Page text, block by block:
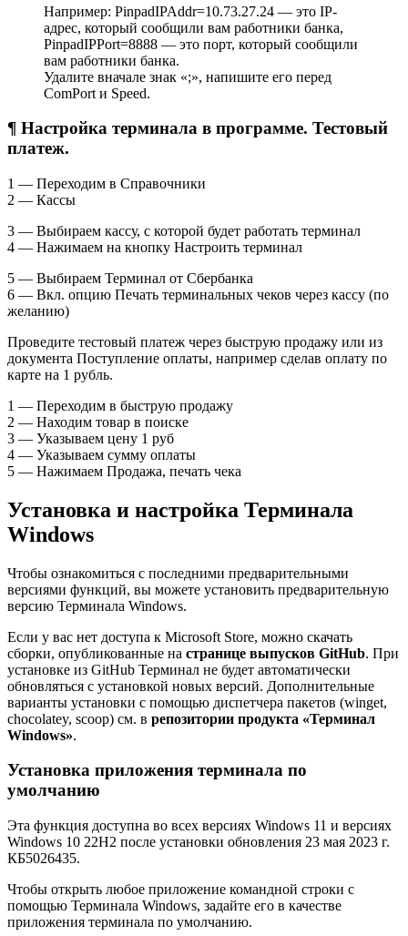
Например: PinpadIPAddr=10.73.27.24 — это IP-
адрес, который сообщили вам работники банка,
PinpadIPPort=8888 — это порт, который сообщили
вам работники банка.
Удалите вначале знак «;», напишите его перед
ComPort и Speed.
¶ Настройка терминала в программе. Тестовый
платеж.
1 — Переходим в Справочники
2 — Кассы
3 — Выбираем кассу, с которой будет работать терминал
4 — Нажимаем на кнопку Настроить терминал
5 — Выбираем Терминал от Сбербанка
6 — Вкл. опцию Печать терминальных чеков через кассу (по
желанию)
Проведите тестовый платеж через быструю продажу или из
документа Поступление оплаты, например сделав оплату по
карте на 1 рубль.
1 — Переходим в быструю продажу
2 — Находим товар в поиске
3 — Указываем цену 1 руб
4 — Указываем сумму оплаты
5 — Нажимаем Продажа, печать чека
Установка и настройка Терминала
Windows
Чтобы ознакомиться с последними предварительными
версиями функций, вы можете установить предварительную
версию Терминала Windows.
Если у вас нет доступа к Microsoft Store, можно скачать
сборки, опубликованные на странице выпусков GitHub. При
установке из GitHub Терминал не будет автоматически
обновляться с установкой новых версий. Дополнительные
варианты установки с помощью диспетчера пакетов (winget,
chocolatey, scoop) см. в репозитории продукта «Терминал
Windows».
Установка приложения терминала по
умолчанию
Эта функция доступна во всех версиях Windows 11 и версиях
Windows 10 22H2 после установки обновления 23 мая 2023 г.
КБ5026435.
Чтобы открыть любое приложение командной строки с
помощью Терминала Windows, задайте его в качестве
приложения терминала по умолчанию.